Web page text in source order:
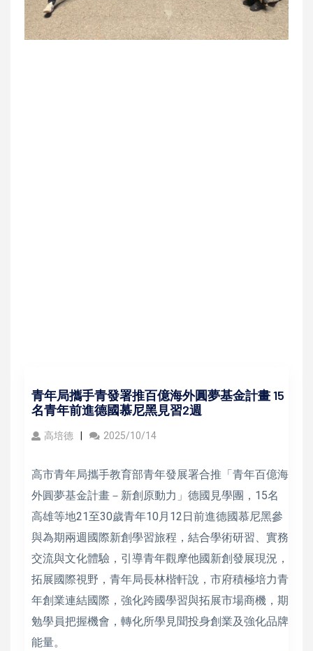
青年局攜手青發署推百億海外圓夢基金計畫 15
名青年前進德國慕尼黑見習2週
高培德 2025/10/14
高市青年局攜手教育部青年發展署合推「青年百億海
外圓夢基金計畫－新創原動力」德國見學團，15名
高雄等地21至30歲青年10月12日前進德國慕尼黑參
與為期兩週國際新創學習旅程，結合學術研習、實務
交流與文化體驗，引導青年觀摩他國新創發展現況，
拓展國際視野，青年局長林楷軒說，市府積極培力青
年創業連結國際，強化跨國學習與拓展市場商機，期
勉學員把握機會，轉化所學見聞投身創業及強化品牌
能量。